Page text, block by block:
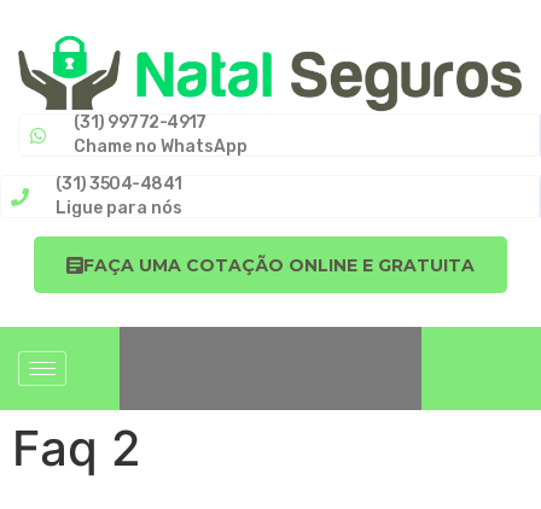
(31) 99772-4917
Chame no WhatsApp
(31) 3504-4841
Ligue para nós
FAÇA UMA COTAÇÃO ONLINE E GRATUITA
Faq 2